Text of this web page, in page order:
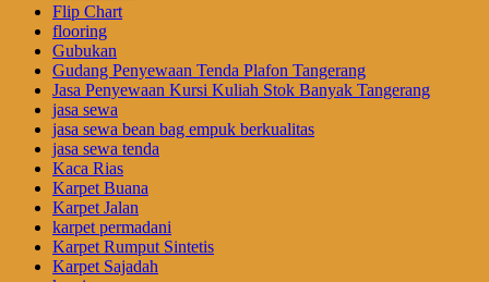
Flip Chart
flooring
Gubukan
Gudang Penyewaan Tenda Plafon Tangerang
Jasa Penyewaan Kursi Kuliah Stok Banyak Tangerang
jasa sewa
jasa sewa bean bag empuk berkualitas
jasa sewa tenda
Kaca Rias
Karpet Buana
Karpet Jalan
karpet permadani
Karpet Rumput Sintetis
Karpet Sajadah